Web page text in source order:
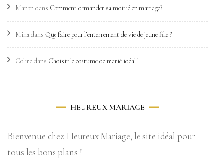
Manondans Comment demander sa moitié en mariage?
Minadans Que faire pour l’enterrement de vie de jeune fille ?
Colinedans Choisir le costume de marié idéal !
HEUREUX MARIAGE
Bienvenue chez Heureux Mariage, le site idéal pour
tous les bons plans !